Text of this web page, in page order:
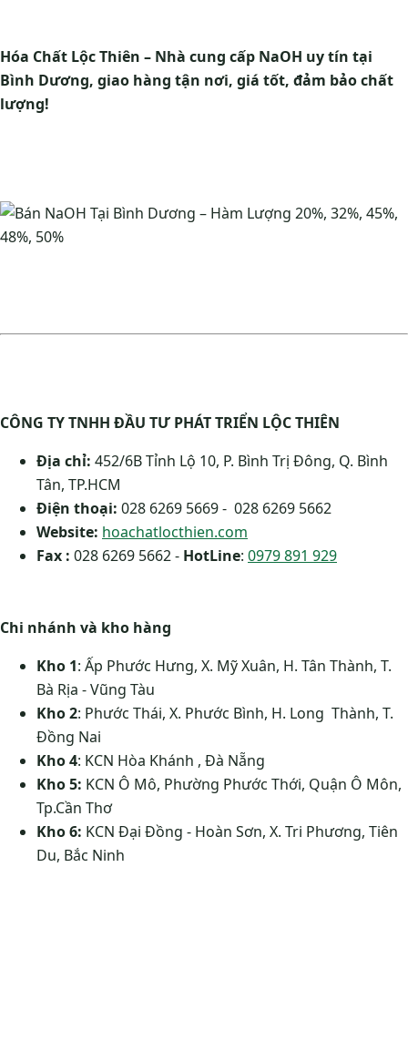
Hóa Chất Lộc Thiên – Nhà cung cấp NaOH uy tín tại
Bình Dương, giao hàng tận nơi, giá tốt, đảm bảo chất
lượng!
CÔNG TY TNHH ĐẦU TƯ PHÁT TRIỂN LỘC THIÊN
Địa chỉ: 452/6B Tỉnh Lộ 10, P. Bình Trị Đông, Q. Bình
Tân, TP.HCM
Điện thoại: 028 6269 5669 - 028 6269 5662
Website: hoachatlocthien.com
Fax : 028 6269 5662 - HotLine: 0979 891 929
Chi nhánh và kho hàng
Kho 1: Ấp Phước Hưng, X. Mỹ Xuân, H. Tân Thành, T.
Bà Rịa - Vũng Tàu
Kho 2: Phước Thái, X. Phước Bình, H. Long Thành, T.
Đồng Nai
Kho 4: KCN Hòa Khánh , Đà Nẵng
Kho 5: KCN Ô Mô, Phường Phước Thới, Quận Ô Môn,
Tp.Cần Thơ
Kho 6: KCN Đại Đồng - Hoàn Sơn, X. Tri Phương, Tiên
Du, Bắc Ninh